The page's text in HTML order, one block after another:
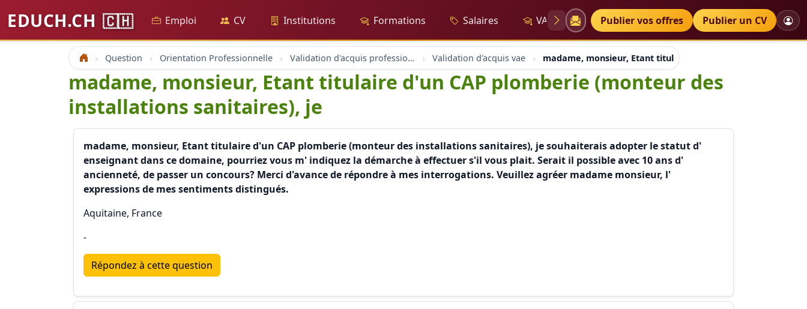
EDUCH.CH 🇨🇭 Emploi CV Institutions Formations Salaires VAE Diplômes Petites annonces
Publier vos offres Publier un CV
Accueil Question Orientation Professionnelle Validation d'acquis professionnel Validation d'acquis vae madame, monsieur, Etant titulaire d'un CAP plomberie
madame, monsieur, Etant titulaire d'un CAP plomberie (monteur des
installations sanitaires), je
madame, monsieur, Etant titulaire d'un CAP plomberie (monteur des installations sanitaires), je souhaiterais adopter le statut d'
enseignant dans ce domaine, pourriez vous m' indiquez la démarche à effectuer s'il vous plait. Serait il possible avec 10 ans d'
ancienneté, de passer un concours? Merci d'avance de répondre à mes interrogations. Veuillez agréer madame monsieur, l'
expressions de mes sentiments distingués.
Aquitaine, France
-
Répondez à cette question